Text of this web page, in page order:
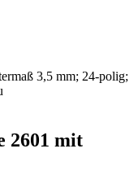
3,5 mm; 24-polig;
2601 mit